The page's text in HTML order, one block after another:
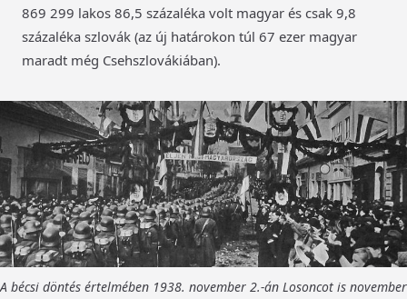
869 299 lakos 86,5 százaléka volt magyar és csak 9,8
százaléka szlovák (az új határokon túl 67 ezer magyar
maradt még Csehszlovákiában).
A bécsi döntés értelmében 1938. november 2.-án Losoncot is november